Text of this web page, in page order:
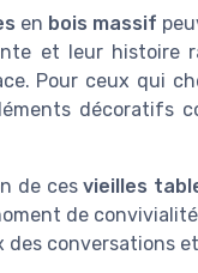
en bois massif
et leur histoire
Pour ceux qui
décoratifs
de cesvieilles
de
des conversations